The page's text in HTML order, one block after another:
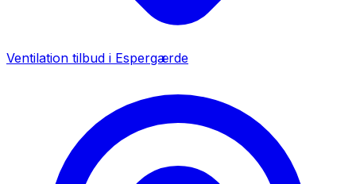
Ventilation tilbud i Espergærde